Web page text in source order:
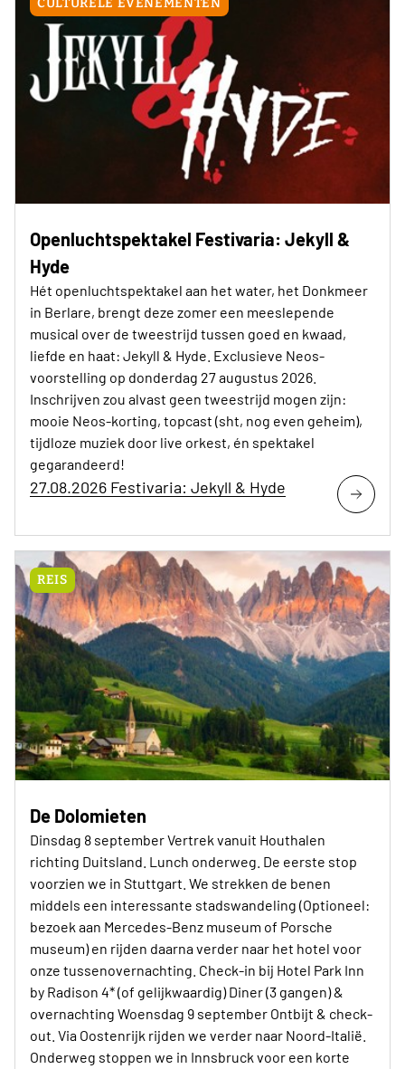
CULTURELE EVENEMENTEN
Openluchtspektakel Festivaria: Jekyll &
Hyde
Hét openluchtspektakel aan het water, het Donkmeer
in Berlare, brengt deze zomer een meeslepende
musical over de tweestrijd tussen goed en kwaad,
liefde en haat: Jekyll & Hyde. Exclusieve Neos-
voorstelling op donderdag 27 augustus 2026.
Inschrijven zou alvast geen tweestrijd mogen zijn:
mooie Neos-korting, topcast (sht, nog even geheim),
tijdloze muziek door live orkest, én spektakel
gegarandeerd!
27.08.2026 Festivaria: Jekyll & Hyde
REIS
De Dolomieten
Dinsdag 8 september Vertrek vanuit Houthalen
richting Duitsland. Lunch onderweg. De eerste stop
voorzien we in Stuttgart. We strekken de benen
middels een interessante stadswandeling (Optioneel:
bezoek aan Mercedes-Benz museum of Porsche
museum) en rijden daarna verder naar het hotel voor
onze tussenovernachting. Check-in bij Hotel Park Inn
by Radison 4* (of gelijkwaardig) Diner (3 gangen) &
overnachting Woensdag 9 september Ontbijt & check-
out. Via Oostenrijk rijden we verder naar Noord-Italië.
Onderweg stoppen we in Innsbruck voor een korte